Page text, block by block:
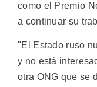
como el Premio
a continuar su
"El Estado ruso
y no está
otra ONG que se